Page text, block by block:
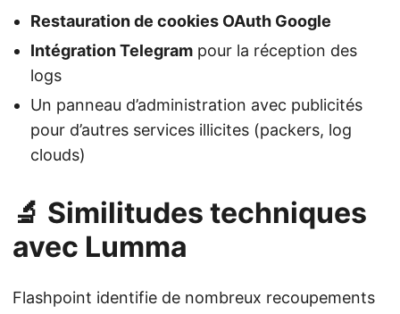
Restauration de cookies OAuth Google
Intégration Telegram pour la réception des
logs
Un panneau d’administration avec publicités
pour d’autres services illicites (packers, log
clouds)
🔬 Similitudes techniques
avec Lumma
Flashpoint identifie de nombreux recoupements